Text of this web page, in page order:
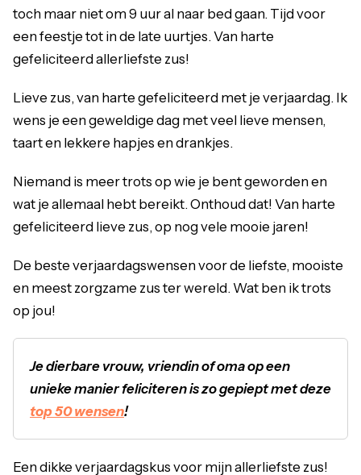
toch maar niet om 9 uur al naar bed gaan. Tijd voor
een feestje tot in de late uurtjes. Van harte
gefeliciteerd allerliefste zus!
Lieve zus, van harte gefeliciteerd met je verjaardag. Ik
wens je een geweldige dag met veel lieve mensen,
taart en lekkere hapjes en drankjes.
Niemand is meer trots op wie je bent geworden en
wat je allemaal hebt bereikt. Onthoud dat! Van harte
gefeliciteerd lieve zus, op nog vele mooie jaren!
De beste verjaardagswensen voor de liefste, mooiste
en meest zorgzame zus ter wereld. Wat ben ik trots
op jou!
Je dierbare vrouw, vriendin of oma op een
unieke manier feliciteren is zo gepiept met deze
top 50 wensen!
Een dikke verjaardagskus voor mijn allerliefste zus!